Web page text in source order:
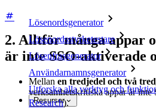
Lösenordsgenerator
Lösenordsstyrketestare
Lösenfrasgenerator
Användarnamnsgenerator
Utforska alla verktyg och
Resurser
2. Alltför många appar
är inte SSO-aktiverade
Mellan en tredjedel och två
verksamhetskritiska appar är inte
Research).